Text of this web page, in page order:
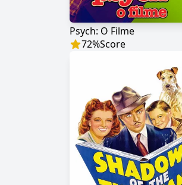
Psych: O Filme
72%Score